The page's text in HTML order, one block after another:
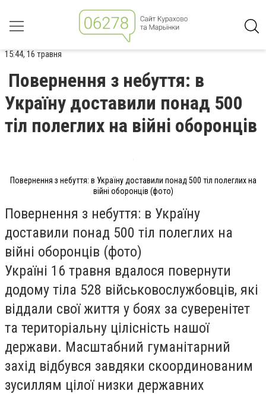
15:44, 16 травня
Повернення з небуття: в
Україну доставили понад 500
тіл полеглих на війні оборонців
Повернення з небуття: в Україну доставили понад 500 тіл полеглих на
війні оборонців (фото)
Повернення з небуття: в Україну
доставили понад 500 тіл полеглих на
війні оборонців (фото)
Україні 16 травня вдалося повернути
додому тіла 528 військовослужбовців, які
віддали свої життя у боях за суверенітет
та територіальну цілісність нашої
держави. Масштабний гуманітарний
захід відбувся завдяки скоординованим
зусиллям цілої низки державних